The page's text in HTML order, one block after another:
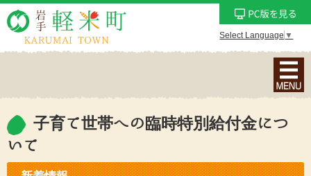
Select Language ▼
ナ
ビ
ー
ン
子育て世帯への臨時特別給付金につ
いて